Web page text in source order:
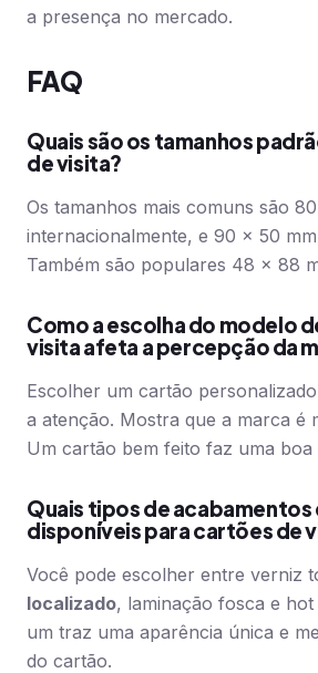
a presença no mercado.
FAQ
Quais são os tamanhos
de visita?
Os tamanhos mais comuns são
internacionalmente, e 90 × 50
Também são populares 48 × 88
Como a escolha do modelo
visita afeta a percepção da
Escolher um cartão
a atenção. Mostra que a marca é
Um cartão bem feito faz uma boa
Quais tipos de acabamentos
disponíveis para cartões de
Você pode escolher entre verniz
localizado, laminação fosca e hot
um traz uma aparência única e
do cartão.